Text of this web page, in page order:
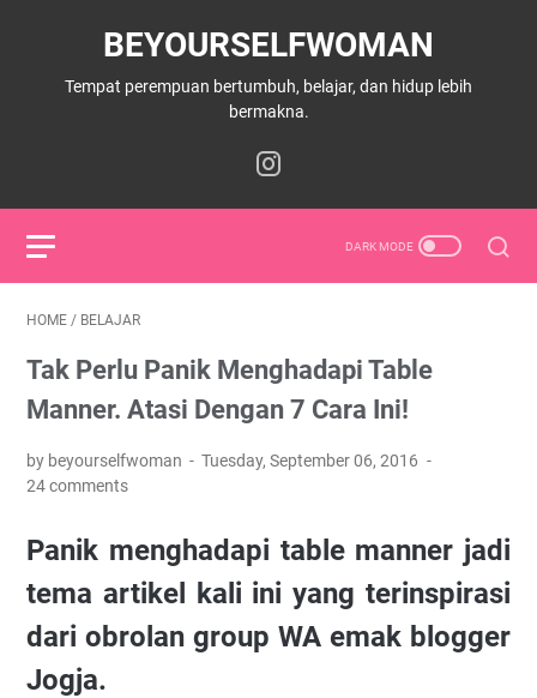
BEYOURSELFWOMAN
Tempat perempuan bertumbuh, belajar, dan hidup lebih
bermakna.
HOME / BELAJAR
Tak Perlu Panik Menghadapi Table
Manner. Atasi Dengan 7 Cara Ini!
by beyourselfwoman
Tuesday, September 06, 2016
24 comments
Panik menghadapi table manner jadi
tema artikel kali ini yang terinspirasi
dari obrolan group WA emak blogger
Jogja.